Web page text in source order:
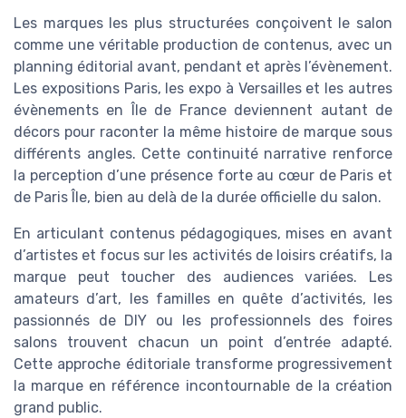
Les marques les plus structurées conçoivent le salon
comme une véritable production de contenus, avec un
planning éditorial avant, pendant et après l’évènement.
Les expositions Paris, les expo à Versailles et les autres
évènements en Île de France deviennent autant de
décors pour raconter la même histoire de marque sous
différents angles. Cette continuité narrative renforce
la perception d’une présence forte au cœur de Paris et
de Paris Île, bien au delà de la durée officielle du salon.
En articulant contenus pédagogiques, mises en avant
d’artistes et focus sur les activités de loisirs créatifs, la
marque peut toucher des audiences variées. Les
amateurs d’art, les familles en quête d’activités, les
passionnés de DIY ou les professionnels des foires
salons trouvent chacun un point d’entrée adapté.
Cette approche éditoriale transforme progressivement
la marque en référence incontournable de la création
grand public.